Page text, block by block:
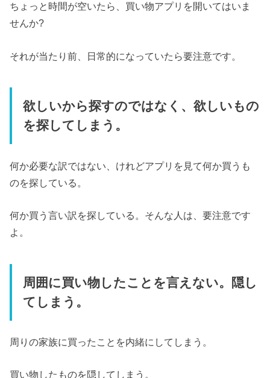
ちょっと時間が空いたら、買い物アプリを開いてはいま
せんか?
それが当たり前、日常的になっていたら要注意です。
欲しいから探すのではなく、欲しいもの
を探してしまう。
何か必要な訳ではない、けれどアプリを見て何か買うも
のを探している。
何か買う言い訳を探している。そんな人は、要注意です
よ。
周囲に買い物したことを言えない。隠し
てしまう。
周りの家族に買ったことを内緒にしてしまう。
買い物したものを隠してしまう。